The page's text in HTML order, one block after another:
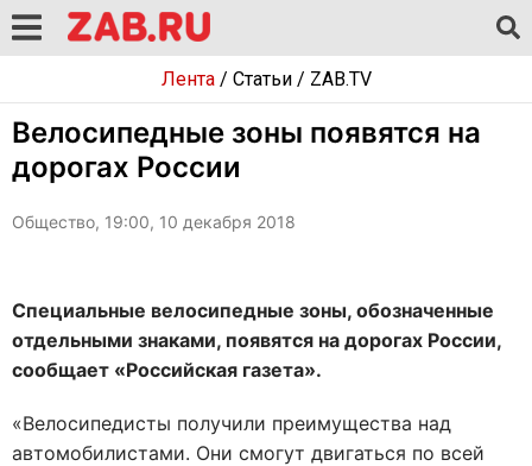
Лента/ Статьи/ ZAB.TV
Велосипедные зоны появятся на
дорогах России
Общество, 19:00, 10 декабря 2018
Специальные велосипедные зоны, обозначенные
отдельными знаками, появятся на дорогах России,
сообщает «Российская газета».
«Велосипедисты получили преимущества над
автомобилистами. Они смогут двигаться по всей